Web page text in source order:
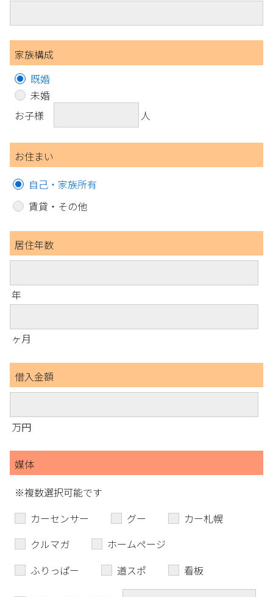
家族構成
既婚
未婚
お子様
人
お住まい
自己・家族所有
賃貸・その他
居住年数
年
ヶ月
借入金額
万円
媒体
※複数選択可能です
カーセンサー
グー
カー札幌
クルマガ
ホームページ
ふりっぱー
道スポ 看板